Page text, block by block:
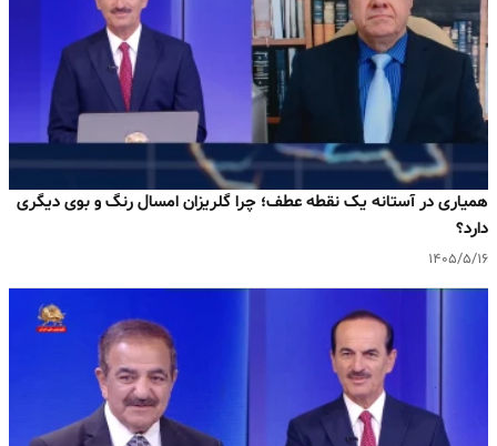
همیاری در آستانه یک نقطه عطف؛ چرا گلریزان امسال رنگ و بوی دیگری
دارد؟
۱۴۰۵/۵/۱۶